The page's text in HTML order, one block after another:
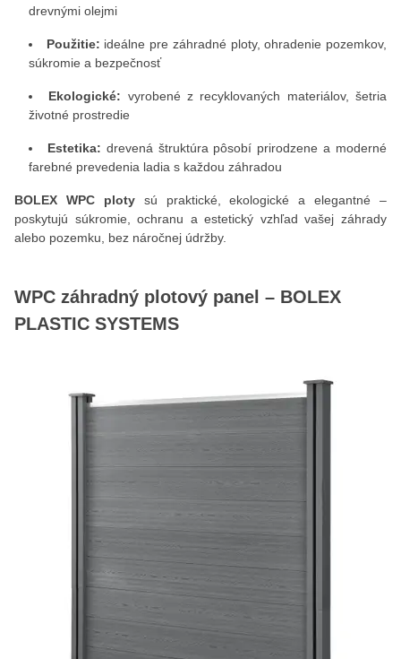
drevnými olejmi
Použitie: ideálne pre záhradné ploty, ohradenie pozemkov,
súkromie a bezpečnosť
Ekologické: vyrobené z recyklovaných materiálov, šetria
životné prostredie
Estetika: drevená štruktúra pôsobí prirodzene a moderné
farebné prevedenia ladia s každou záhradou
BOLEX WPC plotysú praktické, ekologické a elegantné –
poskytujú súkromie, ochranu a estetický vzhľad vašej záhrady
alebo pozemku, bez náročnej údržby.
WPC záhradný plotový panel – BOLEX
PLASTIC SYSTEMS